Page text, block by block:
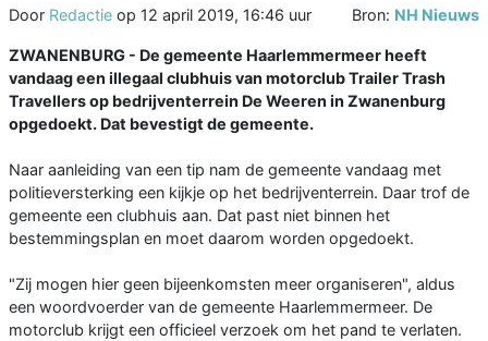
Door Redactie op 12 april 2019, 16:46 uur Bron: NH Nieuws
ZWANENBURG - De gemeente Haarlemmermeer heeft
vandaag een illegaal clubhuis van motorclub Trailer Trash
Travellers op bedrijventerrein De Weeren in Zwanenburg
opgedoekt. Dat bevestigt de gemeente.
Naar aanleiding van een tip nam de gemeente vandaag met
politieversterking een kijkje op het bedrijventerrein. Daar trof de
gemeente een clubhuis aan. Dat past niet binnen het
bestemmingsplan en moet daarom worden opgedoekt.
"Zij mogen hier geen bijeenkomsten meer organiseren", aldus
een woordvoerder van de gemeente Haarlemmermeer. De
motorclub krijgt een officieel verzoek om het pand te verlaten.